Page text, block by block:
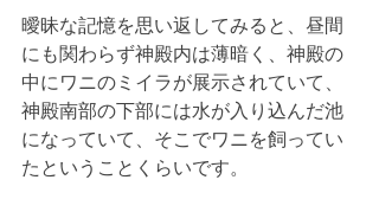
曖昧な記憶を思い返してみると、昼間
にも関わらず神殿内は薄暗く、神殿の
中にワニのミイラが展示されていて、
神殿南部の下部には水が入り込んだ池
になっていて、そこでワニを飼ってい
たということくらいです。